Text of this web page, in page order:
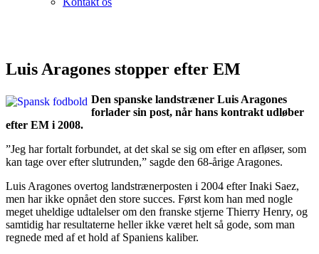
Luis Aragones stopper efter EM
Den spanske landstræner Luis Aragones
forlader sin post, når hans kontrakt udløber
efter EM i 2008.
”Jeg har fortalt forbundet, at det skal se sig om efter en afløser, som
kan tage over efter slutrunden,” sagde den 68-årige Aragones.
Luis Aragones overtog landstrænerposten i 2004 efter Inaki Saez,
men har ikke opnået den store succes. Først kom han med nogle
meget uheldige udtalelser om den franske stjerne Thierry Henry, og
samtidig har resultaterne heller ikke været helt så gode, som man
regnede med af et hold af Spaniens kaliber.